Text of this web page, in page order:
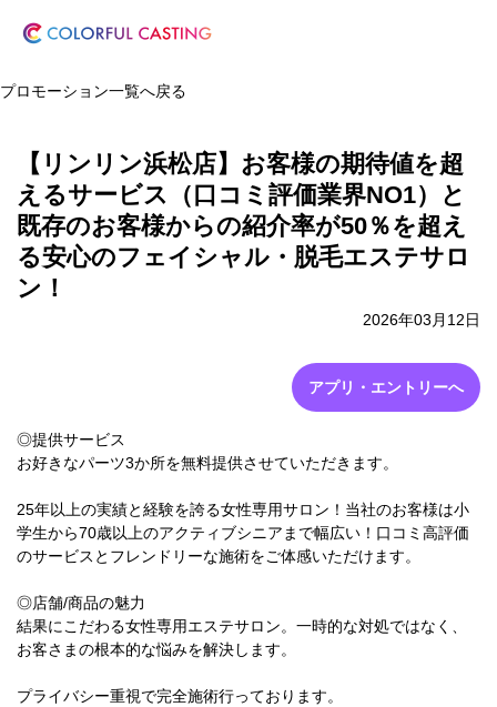
プロモーション一覧へ戻る
【リンリン浜松店】お客様の期待値を超
えるサービス（口コミ評価業界NO1）と
既存のお客様からの紹介率が50％を超え
る安心のフェイシャル・脱毛エステサロ
ン！
2026年03月12日
アプリ・エントリーへ
◎提供サービス
お好きなパーツ3か所を無料提供させていただきます。
25年以上の実績と経験を誇る女性専用サロン！当社のお客様は小
学生から70歳以上のアクティブシニアまで幅広い！口コミ高評価
のサービスとフレンドリーな施術をご体感いただけます。
◎店舗/商品の魅力
結果にこだわる女性専用エステサロン。一時的な対処ではなく、
お客さまの根本的な悩みを解決します。
プライバシー重視で完全施術行っております。